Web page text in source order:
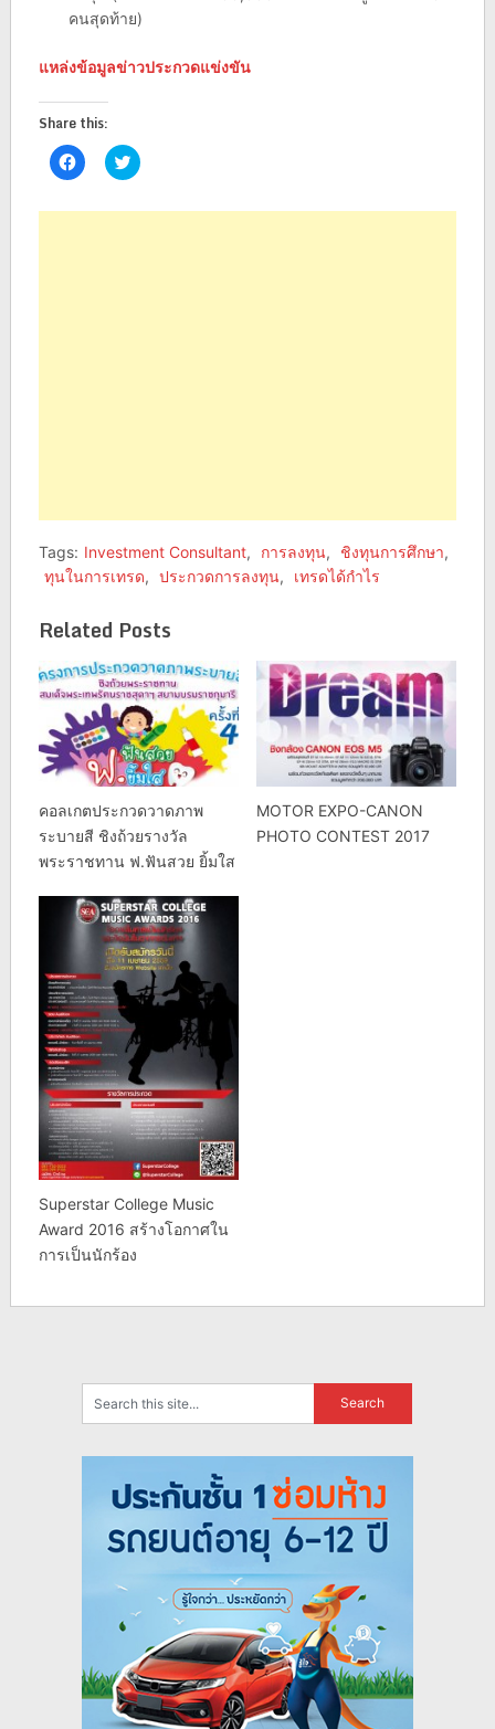
คนสุดท้าย)
แหล่งข้อมูลข่าวประกวดแข่งขัน
Share this:
Click
to
Facebook
Click
to
Twitter
Tags: Investment Consultant, การลงทุน, ชิงทุนการศึกษา,
ทุนในการเทรด, ประกวดการลงทุน, เทรดได้กำไร
Related Posts
คอลเกตประกวดวาดภาพ
ระบายสี ชิงถ้วยรางวัล
พระราชทาน ฟ.ฟันสวย ยิ้มใส
MOTOR EXPO-CANON
PHOTO CONTEST 2017
Superstar College Music
Award 2016 สร้างโอกาศใน
การเป็นนักร้อง